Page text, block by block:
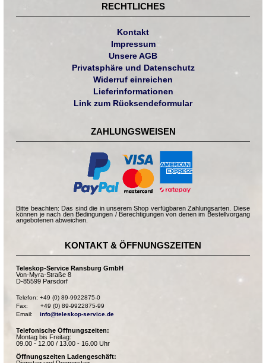
RECHTLICHES
Kontakt
Impressum
Unsere AGB
Privatsphäre und Datenschutz
Widerruf einreichen
Lieferinformationen
Link zum Rücksendeformular
ZAHLUNGSWEISEN
Bitte beachten: Das sind die in unserem Shop verfügbaren Zahlungsarten. Diese
können je nach den Bedingungen / Berechtigungen von denen im Bestellvorgang
angebotenen abweichen.
KONTAKT & ÖFFNUNGSZEITEN
Teleskop-Service Ransburg GmbH
Von-Myra-Straße 8
D-85599 Parsdorf
Telefon: +49 (0) 89-9922875-0
Fax:       +49 (0) 89-9922875-99
Email: info@teleskop-service.de
Telefonische Öffnungszeiten:
Montag bis Freitag:
09.00 - 12.00 / 13.00 - 16.00 Uhr
Öffnungszeiten Ladengeschäft: